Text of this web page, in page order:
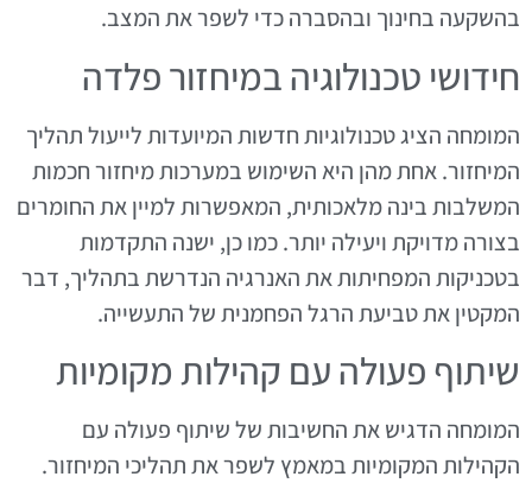
בהשקעה בחינוך ובהסברה כדי לשפר את המצב.
חידושי טכנולוגיה במיחזור פלדה
המומחה הציג טכנולוגיות חדשות המיועדות לייעול תהליך
המיחזור. אחת מהן היא השימוש במערכות מיחזור חכמות
המשלבות בינה מלאכותית, המאפשרות למיין את החומרים
בצורה מדויקת ויעילה יותר. כמו כן, ישנה התקדמות
בטכניקות המפחיתות את האנרגיה הנדרשת בתהליך, דבר
המקטין את טביעת הרגל הפחמנית של התעשייה.
שיתוף פעולה עם קהילות מקומיות
המומחה הדגיש את החשיבות של שיתוף פעולה עם
הקהילות המקומיות במאמץ לשפר את תהליכי המיחזור.